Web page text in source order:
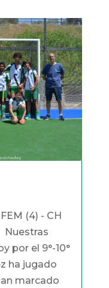
(4) - CH
Nuestras
por el 9°-10°
ha jugado
marcado